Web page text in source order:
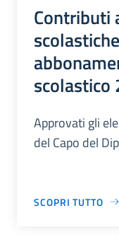
Contributi
Approvati gli
del Capo del
SCOPRI TUTTO